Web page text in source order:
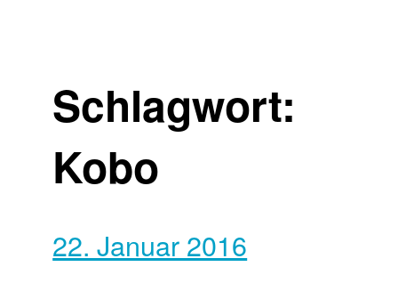
Schlagwort:
Kobo
22. Januar 2016